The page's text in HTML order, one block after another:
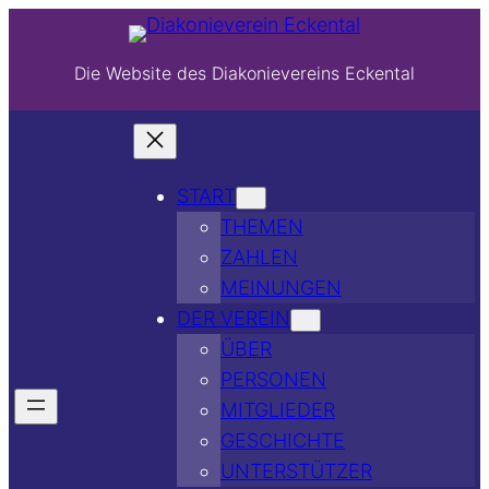
Die Website des Diakonievereins Eckental
START
THEMEN
ZAHLEN
MEINUNGEN
DER VEREIN
ÜBER
PERSONEN
MITGLIEDER
GESCHICHTE
UNTERSTÜTZER